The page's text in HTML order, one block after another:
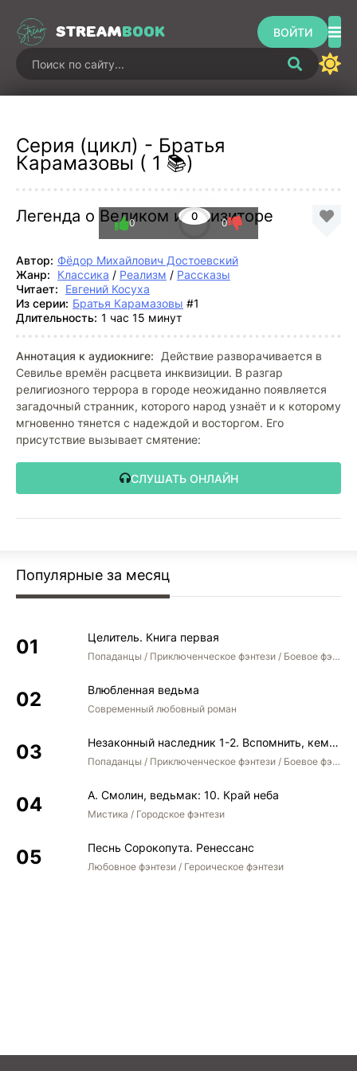
STREAMBOOK ВОЙТИ
Серия (цикл) - Братья
Карамазовы ( 1 📚)
Легенда о Великом инквизиторе
0
0 0
Автор: Фёдор Михайлович Достоевский
Жанр:
Классика / Реализм / Рассказы
Читает:
Евгений Косуха
Из серии: Братья Карамазовы #1
Длительность: 1 час 15 минут
Аннотация к аудиокниге:
Действие разворачивается в
Севилье времён расцвета инквизиции. В разгар
религиозного террора в городе неожиданно появляется
загадочный странник, которого народ узнаёт и к которому
мгновенно тянется с надеждой и восторгом. Его
присутствие вызывает смятение:
СЛУШАТЬ ОНЛАЙН
Популярные за месяц
Целитель. Книга первая
Попаданцы / Приключенческое фэнтези / Боевое фэнтези
Влюбленная ведьма
Современный любовный роман
Незаконный наследник 1-2. Вспомнить, кем был. Стать собой. Остаться собой
Попаданцы / Приключенческое фэнтези / Боевое фэнтези / Юмористическое фэнтези
А. Смолин, ведьмак: 10. Край неба
Мистика / Городское фэнтези
Песнь Сорокопута. Ренессанс
Любовное фэнтези / Героическое фэнтези